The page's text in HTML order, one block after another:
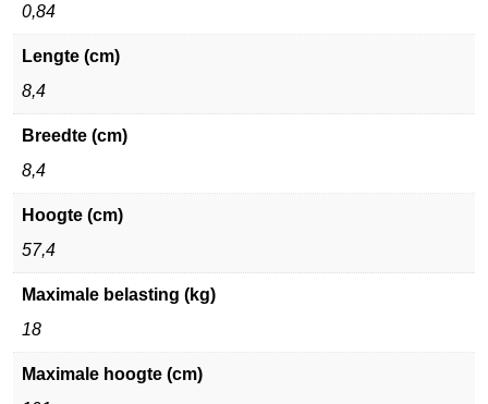
0,84
Lengte (cm)
8,4
Breedte (cm)
8,4
Hoogte (cm)
57,4
Maximale belasting (kg)
18
Maximale hoogte (cm)